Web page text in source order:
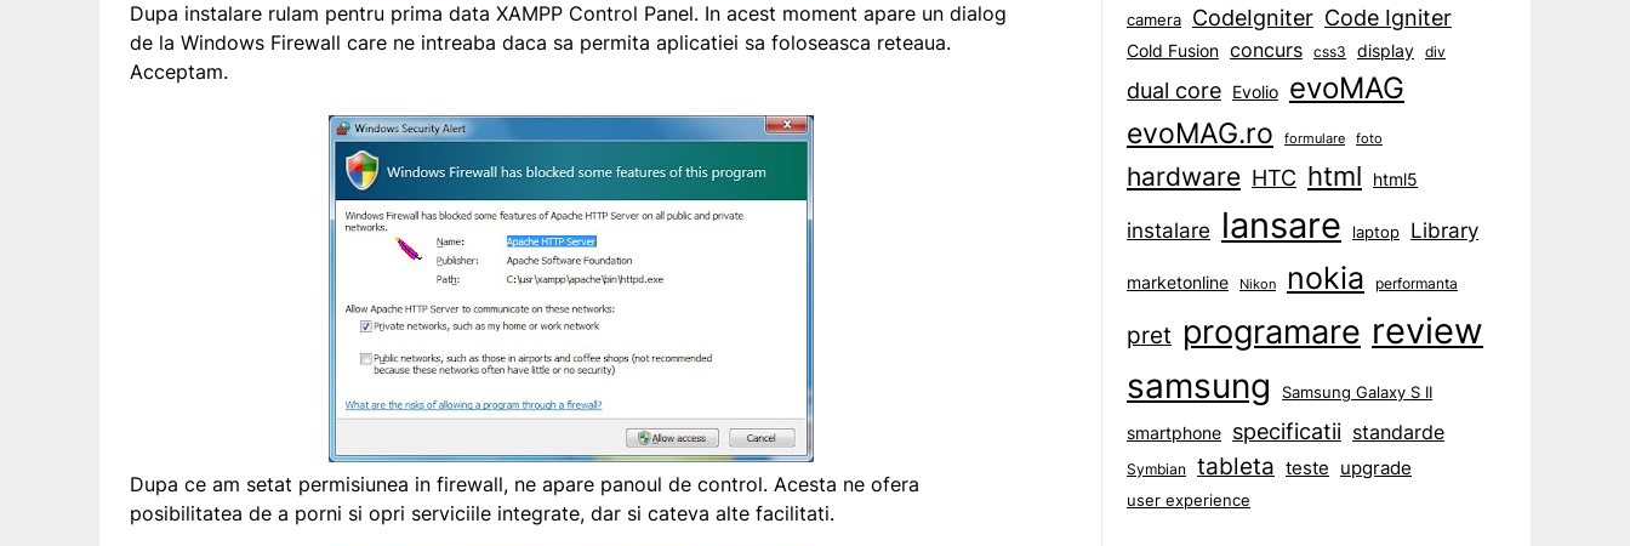
Dupa instalare rulam pentru prima data XAMPP Control Panel. In acest moment apare un dialog
de la Windows Firewall care ne intreaba daca sa permita aplicatiei sa foloseasca reteaua.
Acceptam.
Dupa ce am setat permisiunea in firewall, ne apare panoul de control. Acesta ne ofera
posibilitatea de a porni si opri serviciile integrate, dar si cateva alte facilitati.
camera CodeIgniter Code Igniter
Cold Fusion concurs css3 display div
dual core Evolio evoMAG
evoMAG.ro formulare foto
hardware HTC html html5
instalare lansare laptop Library
marketonline Nikon nokia performanta
pret programare review
samsung Samsung Galaxy S II
smartphone specificatii standarde
Symbian tableta teste upgrade
user experience